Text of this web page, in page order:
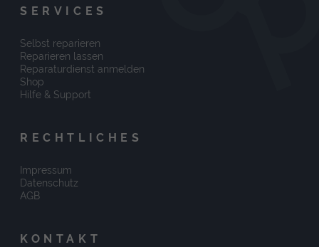
SERVICES
Selbst reparieren
Reparieren lassen
Reparaturdienst anmelden
Shop
Hilfe & Support
RECHTLICHES
Impressum
Datenschutz
AGB
KONTAKT